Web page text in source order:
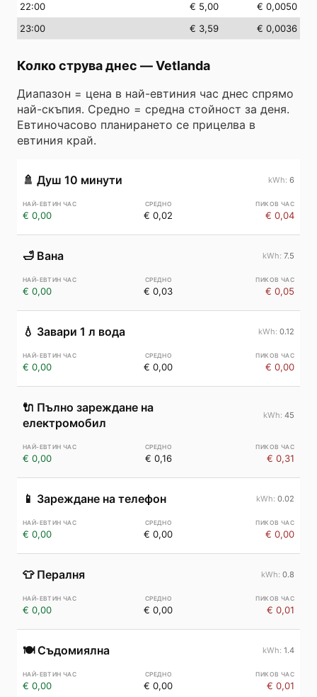
22:00 € 5,00
€ 0,0050
23:00 € 3,59 € 0,0036
Колко струва днес —Vetlanda
Диапазон = цена в най-евтиния час днес спрямо
най-скъпия. Средно = средна стойност за деня.
Евтиночасово планирането се прицелва в
евтиния край.
🚿 Душ 10 минути 6
€ 0,00 € 0,02 € 0,04
🛁 Вана 7.5
€ 0,00 € 0,03 € 0,05
💧 Завари 1 л вода 0.12
€ 0,00 € 0,00 € 0,00
🔌 Пълно зареждане на
електромобил
45
€ 0,00 € 0,16 € 0,31
📱 Зареждане на телефон 0.02
€ 0,00 € 0,00 € 0,00
👕 Пералня 0.8
€ 0,00 € 0,00 € 0,01
🍽️ Съдомиялна 1.4
€ 0,00 € 0,00 € 0,01